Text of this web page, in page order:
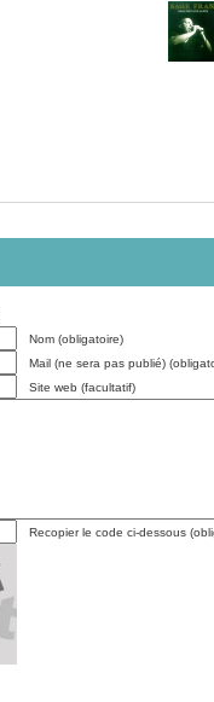
Nom (obligatoire)
Mail (ne sera pas publié)
Site web (facultatif)
Recopier le code ci-dessous